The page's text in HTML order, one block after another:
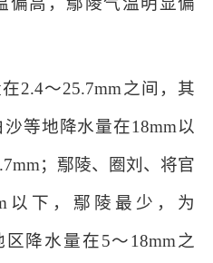
2.4～25.7mm之间，其
等地降水量在18mm以
；鄢陵、圈刘、将官
以下，鄢陵最少，为
降水量在5～18mm之